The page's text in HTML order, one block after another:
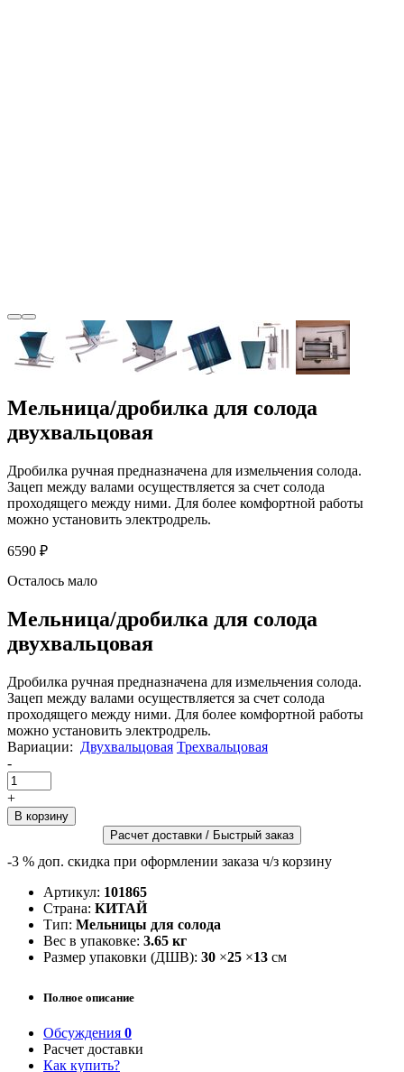
Мельница/дробилка для солода
двухвальцовая
Дробилка ручная предназначена для измельчения солода.
Зацеп между валами осуществляется за счет солода
проходящего между ними. Для более комфортной работы
можно установить электродрель.
6590 ₽
Осталось мало
Мельница/дробилка для солода
двухвальцовая
Дробилка ручная предназначена для измельчения солода.
Зацеп между валами осуществляется за счет солода
проходящего между ними. Для более комфортной работы
можно установить электродрель.
Вариации: Двухвальцовая Трехвальцовая
-
+
Расчет доставки / Быстрый заказ
-3 % доп. скидка при оформлении заказа ч/з корзину
Артикул: 101865
Страна: КИТАЙ
Тип: Мельницы для солода
Вес в упаковке: 3.65 кг
Размер упаковки (ДШВ): 30 ×25 ×13 см
Полное описание
Обсуждения 0
Расчет доставки
Как купить?